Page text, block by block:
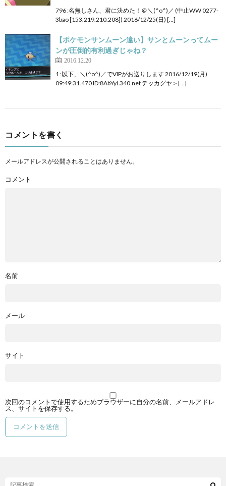
796 :名無しさん、君に決めた！＠＼(^o^)／ (中止WW 0277-
3bao [153.219.210.208]) 2016/12/25(日) […]
【ポケモンサンムーン違い】サンとムーンってムー
ンが圧倒的有利過ぎじゃね？
2016.12.20
1 :以下、＼(^o^)／でVIPがお送りします 2016/12/19(月)
09:49:31.470 ID:8AbYyL340.net テッカグヤ＞[…]
コメントを書く
メールアドレスが公開されることはありません。
コメント
名前
メール
サイト
次回のコメントで使用するためブラウザーに自分の名前、メールアドレ
ス、サイトを保存する。